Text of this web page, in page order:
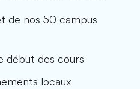
de nos 50 campus
début des cours
locaux